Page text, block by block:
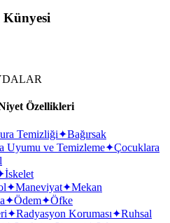
Özellikleri
Temizliği✦Bağırsak
Uyumu ve Temizleme✦Çocuklara
İskelet
✦Maneviyat✦Mekan
✦Ödem✦Öfke
✦Radyasyon Koruması✦Ruhsal